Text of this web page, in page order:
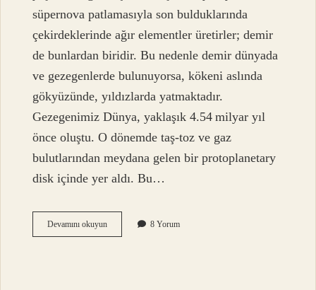
süpernova patlamasıyla son bulduklarında
çekirdeklerinde ağır elementler üretirler; demir
de bunlardan biridir. Bu nedenle demir dünyada
ve gezegenlerde bulunuyorsa, kökeni aslında
gökyüzünde, yıldızlarda yatmaktadır.
Gezegenimiz Dünya, yaklaşık 4.54 milyar yıl
önce oluştu. O dönemde taş‑toz ve gaz
bulutlarından meydana gelen bir protoplanetary
disk içinde yer aldı. Bu…
Devamını okuyunSitrin
taşı
8 Yorum